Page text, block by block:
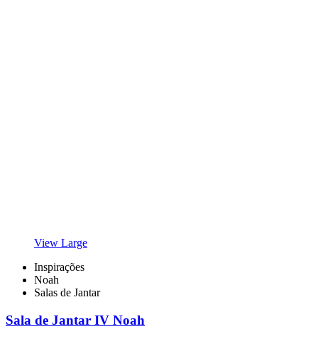
View Large
Inspirações
Noah
Salas de Jantar
Sala de Jantar IV Noah